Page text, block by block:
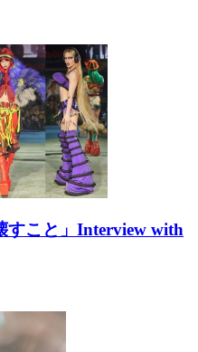
すこと」Interview with